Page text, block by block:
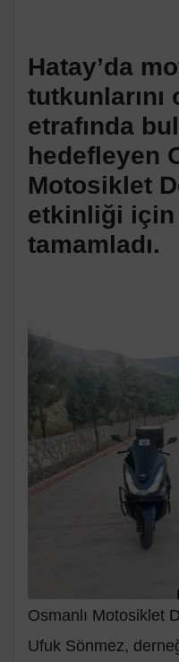
Hatay’da
etrafında
hedefleyen
Motosiklet
etkinliği için
tamamladı.
Osmanlı Motosiklet
Ufuk Sönmez,